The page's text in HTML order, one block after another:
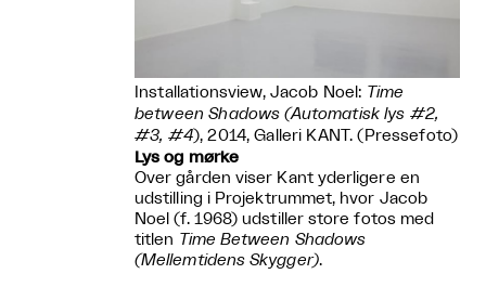
Installationsview, Jacob Noel: Time
between Shadows (Automatisk lys #2,
#3, #4), 2014, Galleri KANT. (Pressefoto)
Lys og mørke
Over gården viser Kant yderligere en
udstilling i Projektrummet, hvor Jacob
Noel (f. 1968) udstiller store fotos med
titlen Time Between Shadows
(Mellemtidens Skygger).